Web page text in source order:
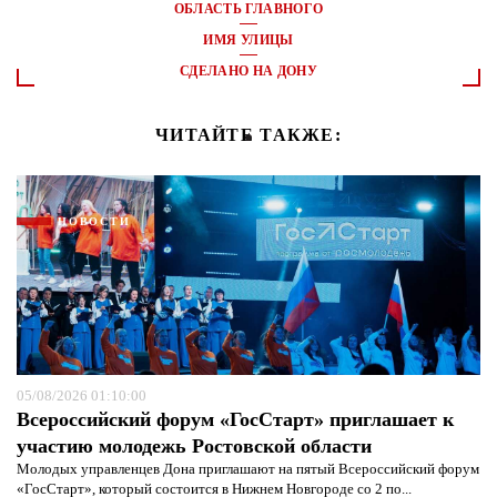
ОБЛАСТЬ ГЛАВНОГО
ИМЯ УЛИЦЫ
СДЕЛАНО НА ДОНУ
ЧИТАЙТЕ ТАКЖЕ:
НОВОСТИ
05/08/2026 01:10:00
Всероссийский форум «ГосСтарт» приглашает к
участию молодежь Ростовской области
Молодых управленцев Дона приглашают на пятый Всероссийский форум
«ГосСтарт», который состоится в Нижнем Новгороде со 2 по...